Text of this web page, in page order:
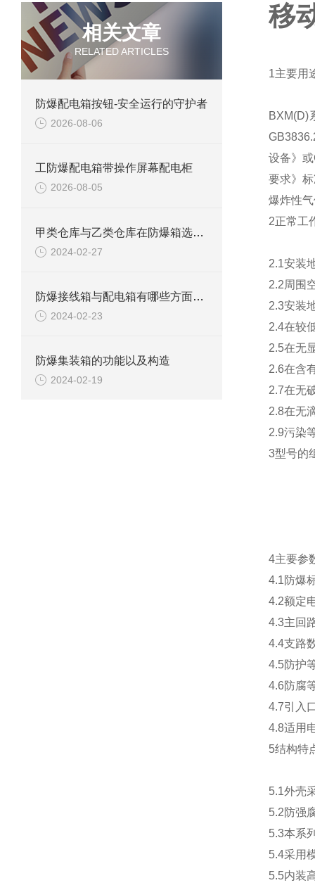
相关文章
RELATED ARTICLES
防爆配电箱按钮-安全运行的守护者
2026-08-06
工防爆配电箱带操作屏幕配电柜
2026-08-05
甲类仓库与乙类仓库在防爆箱选择方面有什么区别
2024-02-27
防爆接线箱与配电箱有哪些方面区别
2024-02-23
防爆集装箱的功能以及构造
2024-02-19
移
1主要用
设备》
要求》
爆炸性
2正常工
2.1安装
2.2周围
2.3安装
2.4在较
2.5在无
2.6在含
2.7在无
2.8在无
2.9污染
3型号的
4主要参
4.1防爆
4.2额定
4.3主回
4.4支路
4.5防护
4.6防腐
4.7引入
4.8适用
5结构特
5.1外壳
5.2防强
5.3本系
5.4采用
5.5内装